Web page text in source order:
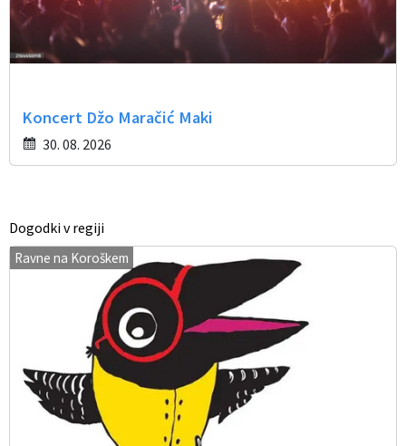
Koncert Džo Maračić Maki
30. 08. 2026
Dogodki v regiji
Ravne na Koroškem